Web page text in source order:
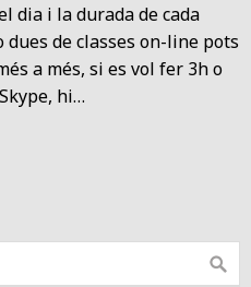
dia i la durada de cada
dues de classes on-line pots
a més, si es vol fer 3h o
hi…